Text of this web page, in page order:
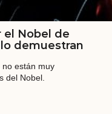
el Nobel de
demuestran
no están muy
del Nobel.